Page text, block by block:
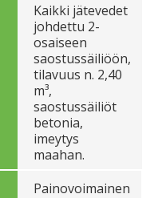
Kaikki jätevedet
johdettu 2-
osaiseen
saostussäiliöön,
tilavuus n. 2,40
m³,
saostussäiliöt
betonia,
imeytys
maahan.
Painovoimainen